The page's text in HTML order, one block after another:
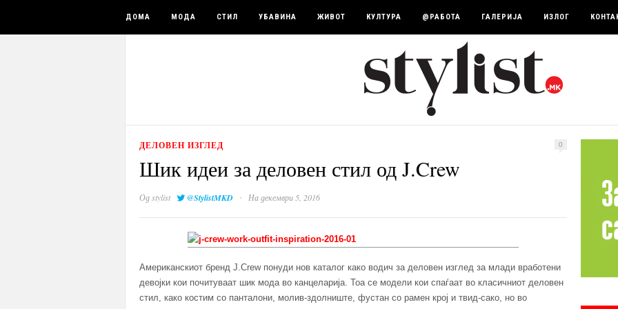
ДОМА МОДА СТИЛ УБАВИНА ЖИВОТ КУЛТУРА @РАБОТА ГАЛЕРИЈА ИЗЛОГ
ДЕЛОВЕН ИЗГЛЕД 0
Шик идеи за деловен стил од J.Crew
Одstylist @StylistMKD · На декември 5, 2016
Американскиот бренд J.Crew понуди нов каталог како водич за деловен изглед за млади вработени
девојки кои почитуваат шик мода во канцеларија. Тоа се модели кои спаѓаат во класичниот деловен
стил, како костим со панталони, молив-здолниште, фустан со рамен крој и твид-сако, но во